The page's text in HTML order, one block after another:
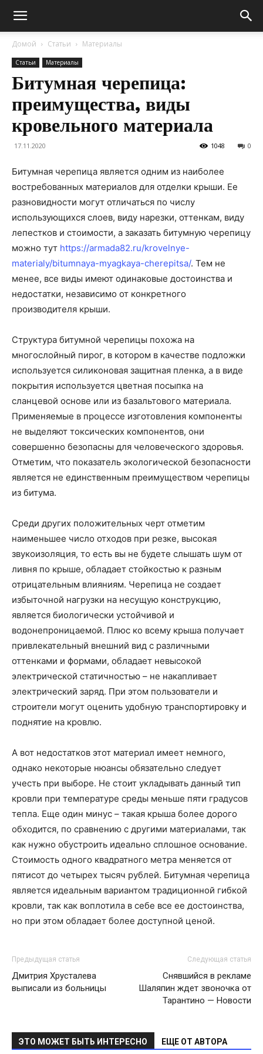
Домой Статьи Материалы
Статьи Материалы
Битумная черепица:
преимущества, виды
кровельного материала
17.11.2020 0
1048
Битумная черепица является одним из наиболее
востребованных материалов для отделки крыши. Ее
разновидности могут отличаться по числу
использующихся слоев, виду нарезки, оттенкам, виду
лепестков и стоимости, а заказать битумную черепицу
можно тут https://armada82.ru/krovelnye-
materialy/bitumnaya-myagkaya-cherepitsa/. Тем не
менее, все виды имеют одинаковые достоинства и
недостатки, независимо от конкретного
производителя крыши.
Структура битумной черепицы похожа на
многослойный пирог, в котором в качестве подложки
используется силиконовая защитная пленка, а в виде
покрытия используется цветная посыпка на
сланцевой основе или из базальтового материала.
Применяемые в процессе изготовления компоненты
не выделяют токсических компонентов, они
совершенно безопасны для человеческого здоровья.
Отметим, что показатель экологической безопасности
является не единственным преимуществом черепицы
из битума.
Среди других положительных черт отметим
наименьшее число отходов при резке, высокая
звукоизоляция, то есть вы не будете слышать шум от
ливня по крыше, обладает стойкостью к разным
отрицательным влияниям. Черепица не создает
избыточной нагрузки на несущую конструкцию,
является биологически устойчивой и
водонепроницаемой. Плюс ко всему крыша получает
привлекательный внешний вид с различными
оттенками и формами, обладает невысокой
электрической статичностью – не накапливает
электрический заряд. При этом пользователи и
строители могут оценить удобную транспортировку и
поднятие на кровлю.
А вот недостатков этот материал имеет немного,
однако некоторые нюансы обязательно следует
учесть при выборе. Не стоит укладывать данный тип
кровли при температуре среды меньше пяти градусов
тепла. Еще один минус – такая крыша более дорого
обходится, по сравнению с другими материалами, так
как нужно обустроить идеально сплошное основание.
Стоимость одного квадратного метра меняется от
пятисот до четырех тысяч рублей. Битумная черепица
является идеальным вариантом традиционной гибкой
кровли, так как воплотила в себе все ее достоинства,
но при этом обладает более доступной ценой.
Предыдущая статья
Дмитрия Хрусталева
выписали из больницы
Следующая статья
Снявшийся в рекламе
Шаляпин ждет звоночка от
Тарантино — Новости
ЭТО МОЖЕТ БЫТЬ ИНТЕРЕСНО ЕЩЕ ОТ АВТОРА